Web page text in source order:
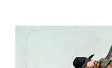
Ingrandisci